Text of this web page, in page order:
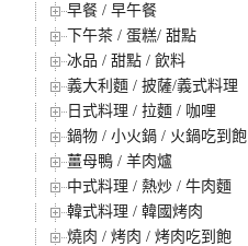
早餐 / 早午餐
下午茶 / 蛋糕/ 甜點
冰品 / 甜點 / 飲料
義大利麵 / 披薩/義式料理
日式料理 / 拉麵 / 咖哩
鍋物 / 小火鍋 / 火鍋吃到飽
薑母鴨 / 羊肉爐
中式料理 / 熱炒 / 牛肉麵
韓式料理 / 韓國烤肉
燒肉 / 烤肉 / 烤肉吃到飽